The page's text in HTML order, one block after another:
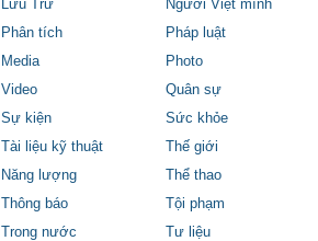
Lưu Trữ
Người Việt mình
Phân tích
Pháp luật
Media
Photo
Video
Quân sự
Sự kiện
Sức khỏe
Tài liệu kỹ thuật
Thế giới
Năng lượng
Thể thao
Thông báo
Tội phạm
Trong nước
Tư liệu